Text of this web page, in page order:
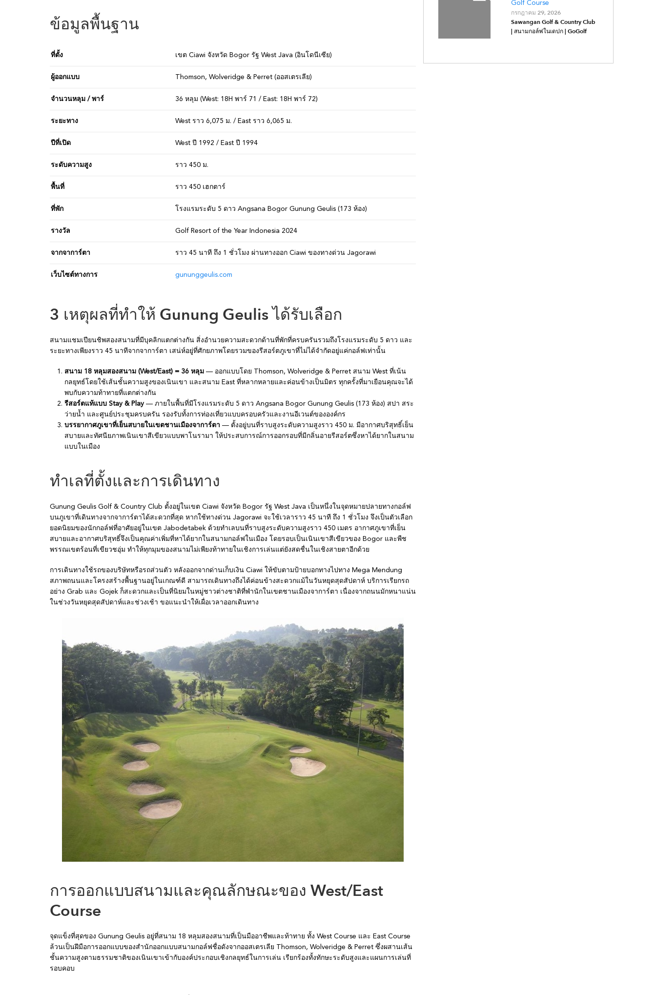
ข้อมูลพื้นฐาน
ที่ตั้ง เขต Ciawi จังหวัด Bogor รัฐ West Java (อินโดนีเซีย)
ผู้ออกแบบ Thomson, Wolveridge & Perret (ออสเตรเลีย)
จำนวนหลุม / พาร์ 36 หลุม (West: 18H พาร์ 71 / East: 18H พาร์ 72)
ระยะทาง West ราว 6,075 ม. / East ราว 6,065 ม.
ปีที่เปิด West ปี 1992 / East ปี 1994
ระดับความสูง ราว 450 ม.
พื้นที่ ราว 450 เฮกตาร์
ที่พัก โรงแรมระดับ 5 ดาว Angsana Bogor Gunung Geulis (173 ห้อง)
รางวัล Golf Resort of the Year Indonesia 2024
จากจาการ์ตา ราว 45 นาที ถึง 1 ชั่วโมง ผ่านทางออก Ciawi ของทางด่วน Jagorawi
เว็บไซต์ทางการ gununggeulis.com
3 เหตุผลที่ทำให้ Gunung Geulis ได้รับเลือก
สนามแชมเปียนชิพสองสนามที่มีบุคลิกแตกต่างกัน สิ่งอำนวยความสะดวกด้านที่พักที่ครบครันรวมถึงโรงแรมระดับ 5 ดาว และ
ระยะทางเพียงราว 45 นาทีจากจาการ์ตา เสน่ห์อยู่ที่ศักยภาพโดยรวมของรีสอร์ตภูเขาที่ไม่ได้จำกัดอยู่แค่กอล์ฟเท่านั้น
สนาม 18 หลุมสองสนาม (West/East) = 36 หลุม — ออกแบบโดย Thomson, Wolveridge & Perret สนาม West ที่เน้น
กลยุทธ์โดยใช้เส้นชั้นความสูงของเนินเขา และสนาม East ที่หลากหลายและค่อนข้างเป็นมิตร ทุกครั้งที่มาเยือนคุณจะได้
พบกับความท้าทายที่แตกต่างกัน
รีสอร์ตแท้แบบ Stay & Play— ภายในพื้นที่มีโรงแรมระดับ 5 ดาว Angsana Bogor Gunung Geulis (173 ห้อง) สปา สระ
ว่ายน้ำ และศูนย์ประชุมครบครัน รองรับทั้งการท่องเที่ยวแบบครอบครัวและงานอีเวนต์ขององค์กร
บรรยากาศภูเขาที่เย็นสบายในเขตชานเมืองจาการ์ตา — ตั้งอยู่บนที่ราบสูงระดับความสูงราว 450 ม. มีอากาศบริสุทธิ์เย็น
สบายและทัศนียภาพเนินเขาสีเขียวแบบพาโนรามา ให้ประสบการณ์การออกรอบที่มีกลิ่นอายรีสอร์ตซึ่งหาได้ยากในสนาม
แบบในเมือง
ทำเลที่ตั้งและการเดินทาง
Gunung Geulis Golf & Country Club ตั้งอยู่ในเขต Ciawi จังหวัด Bogor รัฐ West Java เป็นหนึ่งในจุดหมายปลายทางกอล์ฟ
บนภูเขาที่เดินทางจากจาการ์ตาได้สะดวกที่สุด หากใช้ทางด่วน Jagorawi จะใช้เวลาราว 45 นาที ถึง 1 ชั่วโมง จึงเป็นตัวเลือก
ยอดนิยมของนักกอล์ฟที่อาศัยอยู่ในเขต Jabodetabek ด้วยทำเลบนที่ราบสูงระดับความสูงราว 450 เมตร อากาศภูเขาที่เย็น
สบายและอากาศบริสุทธิ์จึงเป็นคุณค่าเพิ่มที่หาได้ยากในสนามกอล์ฟในเมือง โดยรอบเป็นเนินเขาสีเขียวของ Bogor และพืช
พรรณเขตร้อนที่เขียวชอุ่ม ทำให้ทุกมุมของสนามไม่เพียงท้าทายในเชิงการเล่นแต่ยังสดชื่นในเชิงสายตาอีกด้วย
การเดินทางใช้รถของบริษัทหรือรถส่วนตัว หลังออกจากด่านเก็บเงิน Ciawi ให้ขับตามป้ายบอกทางไปทาง Mega Mendung
สภาพถนนและโครงสร้างพื้นฐานอยู่ในเกณฑ์ดี สามารถเดินทางถึงได้ค่อนข้างสะดวกแม้ในวันหยุดสุดสัปดาห์ บริการเรียกรถ
อย่าง Grab และ Gojek ก็สะดวกและเป็นที่นิยมในหมู่ชาวต่างชาติที่พำนักในเขตชานเมืองจาการ์ตา เนื่องจากถนนมักหนาแน่น
ในช่วงวันหยุดสุดสัปดาห์และช่วงเช้า ขอแนะนำให้เผื่อเวลาออกเดินทาง
การออกแบบสนามและคุณลักษณะของ West/East
Course
จุดแข็งที่สุดของ Gunung Geulis อยู่ที่สนาม 18 หลุมสองสนามที่เป็นมืออาชีพและท้าทาย ทั้ง West Course และ East Course
ล้วนเป็นฝีมือการออกแบบของสำนักออกแบบสนามกอล์ฟชื่อดังจากออสเตรเลีย Thomson, Wolveridge & Perret ซึ่งผสานเส้น
ชั้นความสูงตามธรรมชาติของเนินเขาเข้ากับองค์ประกอบเชิงกลยุทธ์ในการเล่น เรียกร้องทั้งทักษะระดับสูงและแผนการเล่นที่
รอบคอบ
Golf Course
กรกฎาคม 29, 2026
Sawangan Golf & Country Club
| สนามกอล์ฟในเดปก | GoGolf